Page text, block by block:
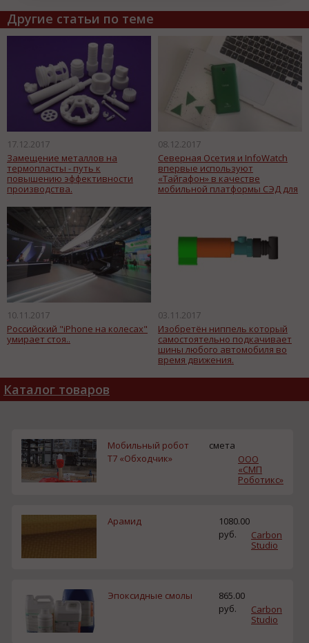
Другие статьи по теме
17.12.2017
Замещение металлов на
термопласты - путь к
повышению эффективности
производства.
08.12.2017
Северная Осетия и InfoWatch
впервые используют
«Тайгафон» в качестве
мобильной платформы СЭД для
10.11.2017
Российский "iPhone на колесах"
умирает стоя..
03.11.2017
Изобретён ниппель который
самостоятельно подкачивает
шины любого автомобиля во
время движения.
Каталог товаров
Мобильный робот
Т7 «Обходчик»
смета
ООО
«СМП
Роботикс»
Арамид
1080.00
руб.
Carbon
Studio
Эпоксидные смолы
865.00
руб.
Carbon
Studio